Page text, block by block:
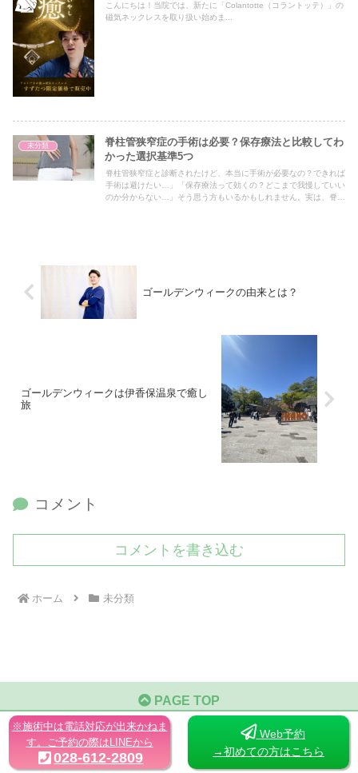
こんにちは！当院では、新たに「Colantotte（コラントッテ）」の
磁気ネックレスを取り扱い始めま...
未分類
脊柱管狭窄症の手術は必要？保存療法と比較してわ
かった選択基準5つ
脊柱管狭窄症と診断されたけど、本当に手術が必要なの？できれば
手術は避けたい…」「保存療法って効くの？どこまで我慢していい
のか分からない…」そう思う方もいるかもしれません。実は、脊柱
ゴールデンウィークの由来とは？
ゴールデンウィークは伊香保温泉で癒し
旅
コメント
コメントを書き込む
ホーム 未分類
PAGE TOP
宇都宮すずたつ整体院
住所：栃木県宇都宮市海道町198-20
※施術中は電話対応が出来かねま
す。ご予約の際はLINEから
028-612-2809
Web予約
→初めての方はこちら